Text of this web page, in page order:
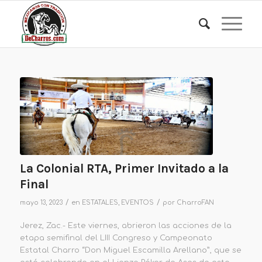
La Colonial RTA, Primer Invitado a la
Final
mayo 13, 2023 / en ESTATALES EVENTOS / por CharroFAN
Jerez, Zac.- Este viernes, abrieron las acciones de la
etapa semifinal del LIII Congreso y Campeonato
Estatal Charro “Don Miguel Escamilla Arellano”, que se